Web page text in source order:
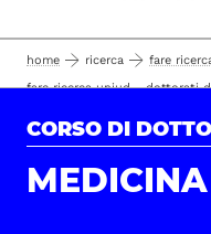
home ricerca
fare
fare ricerca uniud - dottorati
36 de benedictis ilaria
CORSO DI